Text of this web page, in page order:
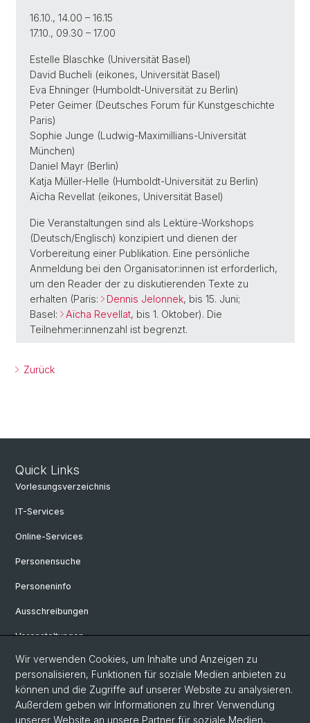
16.10., 14.00 – 16.15
17.10., 09.30 – 17.00
Estelle Blaschke (Universität Basel)
David Bucheli (eikones, Universität Basel)
Eva Ehninger (Humboldt-Universität zu Berlin)
Peter Geimer (Deutsches Forum für Kunstgeschichte
Paris)
Sophie Junge (Ludwig-Maximillians-Universität
München)
Daniel Mayr (Berlin)
Katja Müller-Helle (Humboldt-Universität zu Berlin)
Aïcha Revellat (eikones, Universität Basel)
Die Veranstaltungen sind als Lektüre-Workshops
(Deutsch/Englisch) konzipiert und dienen der
Vorbereitung einer Publikation. Eine persönliche
Anmeldung bei den Organisator:innen ist erforderlich,
um den Reader der zu diskutierenden Texte zu
erhalten (Paris:
Dennis Jelonnek, bis 15. Juni;
Basel:
Aïcha Revellat, bis 1. Oktober). Die
Teilnehmer:innenzahl ist begrenzt.
Zurück
Quick Links
Vorlesungsverzeichnis
IT-Services
Online-Services
Personensuche
Personeninfo
Ausschreibungen
Veranstaltungen
eikones - Zentrum für die Theorie und Geschichte des Bildes
Archiv eikones NFS Bildkritik 2005 - 2017
Renaissance Kolloquium
Wir verwenden Cookies, um Inhalte und Anzeigen zu
personalisieren, Funktionen für soziale Medien anbieten zu
können und die Zugriffe auf unserer Website zu analysieren.
Außerdem geben wir Informationen zu Ihrer Verwendung
unserer Website an unsere Partner für soziale Medien,